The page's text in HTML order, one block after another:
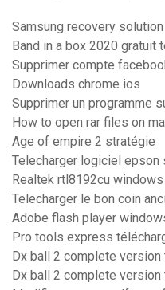
Samsung recovery
Band in a box 2020
Supprimer compte
Downloads chrome ios
Supprimer un programme
How to open rar files on
Age of empire 2 stratégie
Telecharger logiciel epson
Realtek rtl8192cu
Telecharger le bon coin
Adobe flash player
Pro tools express
Dx ball 2 complete version
Dx ball 2 complete version